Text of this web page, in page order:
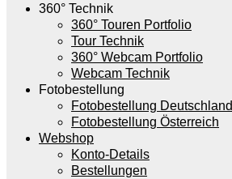
360° Technik
360° Touren Portfolio
Tour Technik
360° Webcam Portfolio
Webcam Technik
Fotobestellung
Fotobestellung Deutschland
Fotobestellung Österreich
Webshop
Konto-Details
Bestellungen